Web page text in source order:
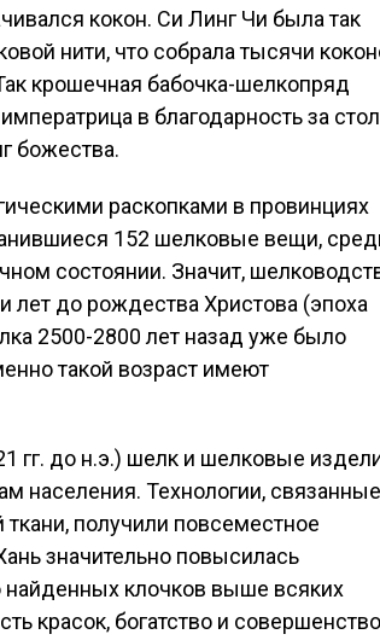
кокон. Си Линг Чи была так
нити, что собрала тысячи
крошечная бабочка-шелкопряд
в благодарность за
божества.
раскопками в провинциях
152 шелковые вещи,
состоянии. Значит,
лет до рождества Христова (эпоха
2500-2800 лет назад уже было
такой возраст имеют
гг. до н.э.) шелк и шелковые
населения. Технологии,
получили повсеместное
значительно повысилась
найденных клочков выше всяких
красок, богатство и совершенство